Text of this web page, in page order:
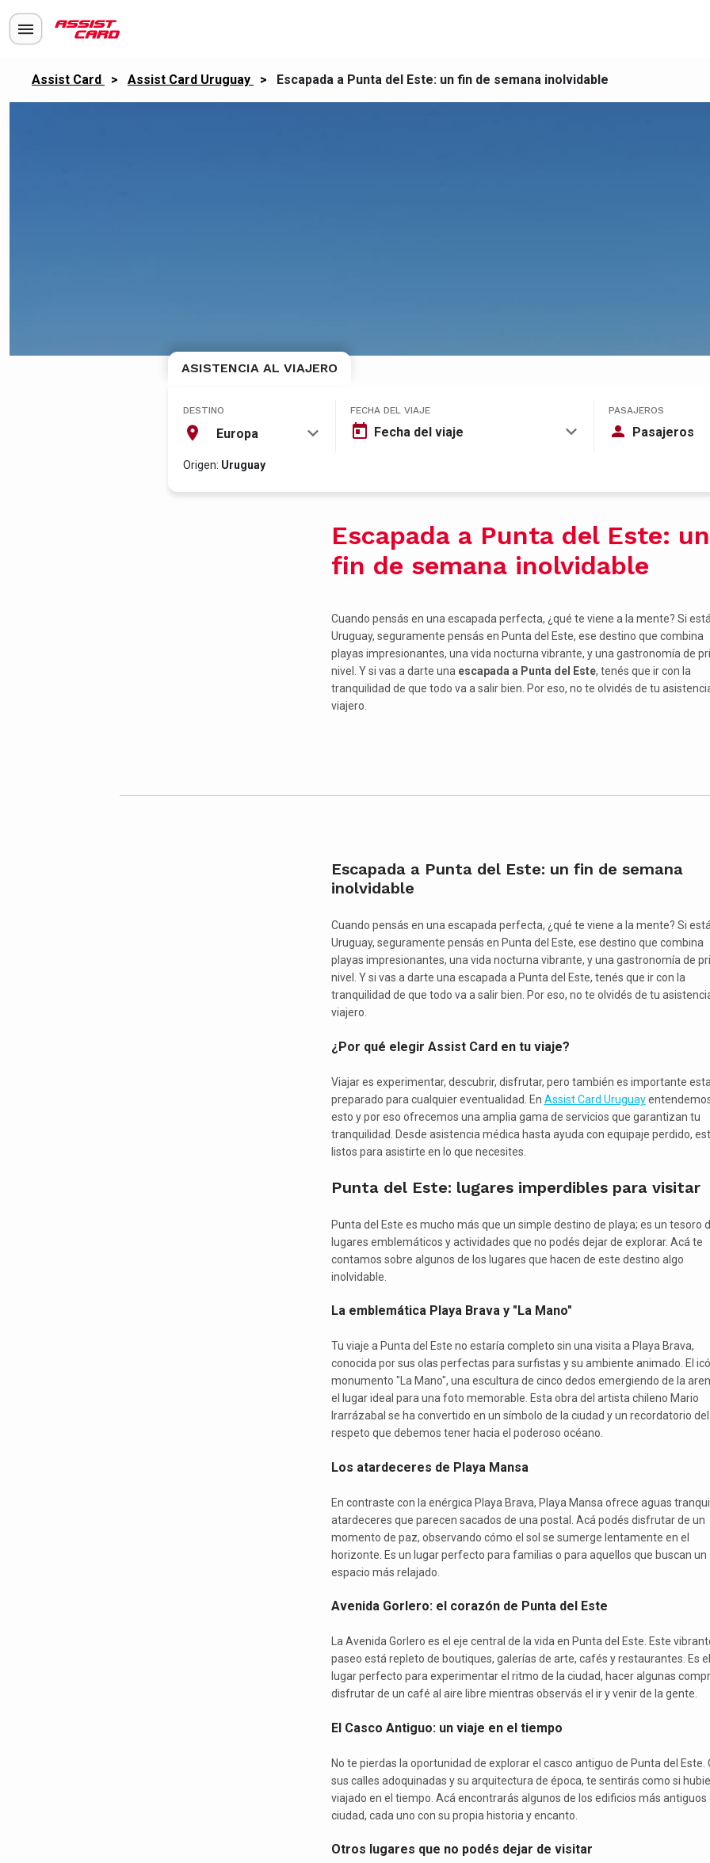
Assist Card > Assist Card Uruguay > Escapada a Punta del Este: un fin de semana inolvidable
ASISTENCIA AL VIAJERO
DESTINO
Europa
FECHA DEL VIAJE
Fecha del viaje
PASAJEROS
Pasajeros
Origen: Uruguay
Escapada a Punta del Este: un
fin de semana inolvidable
Cuando pensás en una escapada perfecta, ¿qué te viene a la mente? Si
Uruguay, seguramente pensás en Punta del Este, ese destino que combina
playas impresionantes, una vida nocturna vibrante, y una gastronomía de
nivel. Y si vas a darte una escapada a Punta del Este, tenés que ir con la
tranquilidad de que todo va a salir bien. Por eso, no te olvidés de tu
viajero.
Escapada a Punta del Este: un fin de semana
inolvidable
Cuando pensás en una escapada perfecta, ¿qué te viene a la mente? Si
Uruguay, seguramente pensás en Punta del Este, ese destino que combina
playas impresionantes, una vida nocturna vibrante, y una gastronomía de
nivel. Y si vas a darte una escapada a Punta del Este, tenés que ir con la
tranquilidad de que todo va a salir bien. Por eso, no te olvidés de tu
viajero.
¿Por qué elegir Assist Card en tu viaje?
Viajar es experimentar, descubrir, disfrutar, pero también es importante
preparado para cualquier eventualidad. En Assist Card Uruguay
esto y por eso ofrecemos una amplia gama de servicios que garantizan tu
tranquilidad. Desde asistencia médica hasta ayuda con equipaje perdido,
listos para asistirte en lo que necesites.
Punta del Este: lugares imperdibles para visitar
Punta del Este es mucho más que un simple destino de playa; es un tesoro
lugares emblemáticos y actividades que no podés dejar de explorar. Acá te
contamos sobre algunos de los lugares que hacen de este destino algo
inolvidable.
La emblemática Playa Brava y "La Mano"
Tu viaje a Punta del Este no estaría completo sin una visita a Playa Brava,
conocida por sus olas perfectas para surfistas y su ambiente animado. El
monumento "La Mano", una escultura de cinco dedos emergiendo de la
el lugar ideal para una foto memorable. Esta obra del artista chileno Mario
Irarrázabal se ha convertido en un símbolo de la ciudad y un recordatorio del
respeto que debemos tener hacia el poderoso océano.
Los atardeceres de Playa Mansa
En contraste con la enérgica Playa Brava, Playa Mansa ofrece aguas
atardeceres que parecen sacados de una postal. Acá podés disfrutar de un
momento de paz, observando cómo el sol se sumerge lentamente en el
horizonte. Es un lugar perfecto para familias o para aquellos que buscan un
espacio más relajado.
Avenida Gorlero: el corazón de Punta del Este
La Avenida Gorlero es el eje central de la vida en Punta del Este. Este
paseo está repleto de boutiques, galerías de arte, cafés y restaurantes. Es el
lugar perfecto para experimentar el ritmo de la ciudad, hacer algunas
disfrutar de un café al aire libre mientras observás el ir y venir de la gente.
El Casco Antiguo: un viaje en el tiempo
No te pierdas la oportunidad de explorar el casco antiguo de Punta del Este.
sus calles adoquinadas y su arquitectura de época, te sentirás como si
viajado en el tiempo. Acá encontrarás algunos de los edificios más antiguos
ciudad, cada uno con su propia historia y encanto.
Otros lugares que no podés dejar de visitar